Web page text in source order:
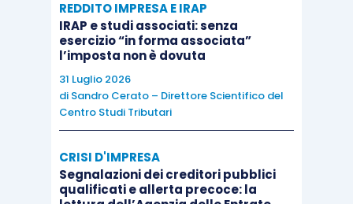
A fianco di questa norma agevolativa, il
Legislatore, con l’art. 25, comma 4-
346/1990, prevede nel caso di successione o
donazione, aventi a oggetto aziende, quote sociali
o beni strumentali, ubicati inComuni montani
con meno di 5.000 abitanti
meno di 1.000 abitantianche se situate in
REDDITO IMPRESA E IRAP
IRAP e studi associati: senza
esercizio “in forma associata”
l’imposta non è dovuta
31 Luglio 2026
di Sandro Cerato – Direttore Scientifico del
Centro Studi Tributari
CRISI D'IMPRESA
Segnalazioni dei creditori pubblici
qualificati e allerta precoce: la